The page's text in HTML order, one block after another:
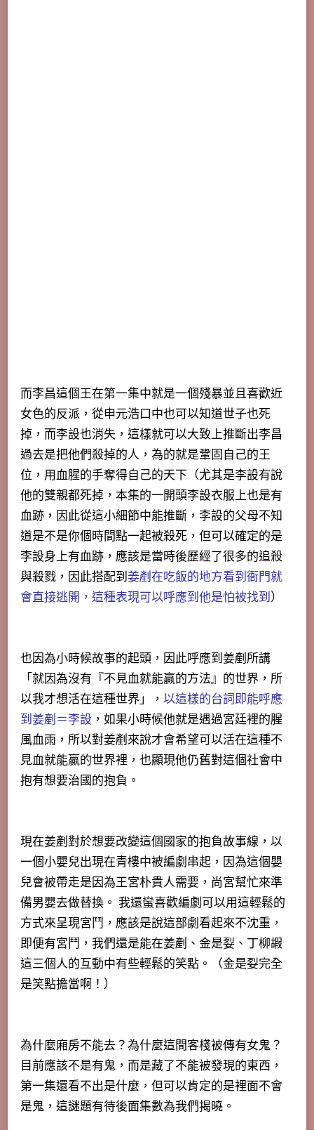
而李昌這個王在第一集中就是一個殘暴並且喜歡近
女色的反派， 從申元浩口中也可以知道世子也死
掉，而李設也消失 ，這樣就可以大致上推斷出李昌
過去是把他們殺掉的人，為的就是鞏固自己的王
位，用血腥的手奪得自己的天下（尤其是李設有說
他的雙親都死掉，本集的一開頭李設衣服上也是有
血跡，因此從這小細節中能推斷，李設的父母不知
道是不是你個時間點一起被殺死，但可以確定的是
李設身上有血跡，應該是當時後歷經了很多的追殺
與殺戮，因此搭配到姜剷在吃飯的地方看到衙門就
會直接逃開，這種表現可以呼應到他是怕被找到）
也因為小時候故事的起頭，因此呼應到姜剷所講
「就因為沒有『不見血就能贏的方法』的世界，所
以我才想活在這種世界」， 以這樣的台詞即能呼應
到姜剷＝李設 ，如果小時候他就是遇過宮廷裡的腥
風血雨，所以對姜剷來說才會希望可以活在這種不
見血就能贏的世界裡，也顯現他仍舊對這個社會中
抱有想要治國的抱負。
現在姜剷對於想要改變這個國家的抱負故事線，以
一個小嬰兒出現在青樓中被編劇串起，因為這個嬰
兒會被帶走是因為王宮朴貴人需要，尚宮幫忙來準
備男嬰去做替換。 我還蠻喜歡編劇可以用這輕鬆的
方式來呈現宮鬥，應該是說這部劇看起來不沈重，
即便有宮鬥，我們還是能在姜剷、金是姴、丁柳嘏
這三個人的互動中有些輕鬆的笑點。（金是姴完全
是笑點擔當啊！）
為什麼廂房不能去？為什麼這間客棧被傳有女鬼？
目前應該不是有鬼，而是藏了不能被發現的東西，
第一集還看不出是什麼，但可以肯定的是裡面不會
是鬼，這謎題有待後面集數為我們揭曉。